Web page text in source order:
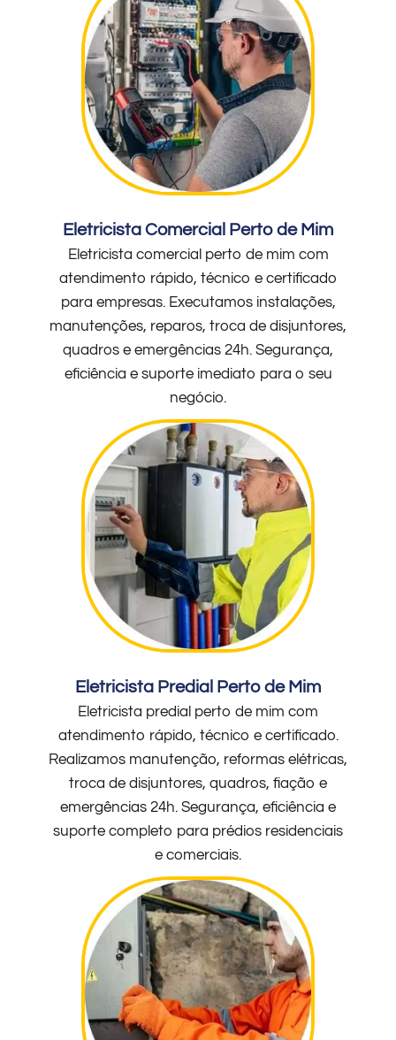
Eletricista Comercial Perto de Mim
Eletricista comercial perto de mim com
atendimento rápido, técnico e certificado
para empresas. Executamos instalações,
manutenções, reparos, troca de disjuntores,
quadros e emergências 24h. Segurança,
eficiência e suporte imediato para o seu
negócio.
Eletricista Predial Perto de Mim
Eletricista predial perto de mim com
atendimento rápido, técnico e certificado.
Realizamos manutenção, reformas elétricas,
troca de disjuntores, quadros, fiação e
emergências 24h. Segurança, eficiência e
suporte completo para prédios residenciais
e comerciais.